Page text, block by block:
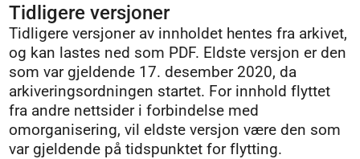
Tidligere versjoner
Tidligere versjoner av innholdet hentes fra arkivet,
og kan lastes ned som PDF. Eldste versjon er den
som var gjeldende 17. desember 2020, da
arkiveringsordningen startet. For innhold flyttet
fra andre nettsider i forbindelse med
omorganisering, vil eldste versjon være den som
var gjeldende på tidspunktet for flytting.